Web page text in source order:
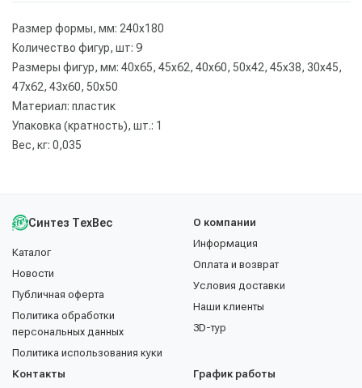
Размер формы, мм: 240х180
Количество фигур, шт: 9
Размеры фигур, мм: 40х65, 45х62, 40х60, 50х42, 45х38, 30х45,
47х62, 43х60, 50х50
Материал: пластик
Упаковка (кратность), шт.: 1
Вес, кг: 0,035
Синтез ТехВес
Каталог
Новости
Публичная оферта
Политика обработки
персональных данных
Политика использования куки
О компании
Информация
Оплата и возврат
Условия доставки
Наши клиенты
3D-тур
Контакты График работы